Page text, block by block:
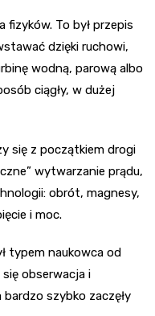
fizyków. To był przepis
dzięki ruchowi,
wodną, parową albo
ciągły, w dużej
się z początkiem drogi
wytwarzanie prądu,
obrót, magnesy,
i moc.
typem naukowca od
obserwacja i
bardzo szybko zaczęły